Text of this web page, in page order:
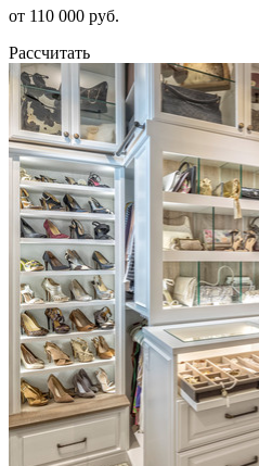
от 110 000 руб.
Рассчитать